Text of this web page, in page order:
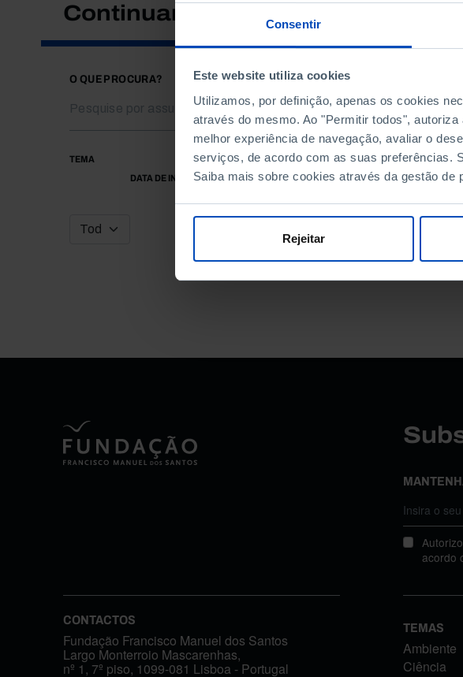
Consentir
Este website utiliza cookies
Utilizamos, por definição, apenas os cookies
através do mesmo. Ao "Permitir todos",
melhor experiência de navegação, avaliar o
serviços, de acordo com as suas preferências.
Saiba mais sobre cookies através da gestão de
Rejeitar
Continuar a pesquisar
O QUE PROCURA?
TEMA
DATA DE INÍCIO
DATA DE
acordo
CONTACTOS
Fundação Francisco Manuel dos Santos
Largo Monterroio Mascarenhas,
nº 1, 7º piso, 1099-081 Lisboa - Portugal
TEMAS
Ambiente
Ciência